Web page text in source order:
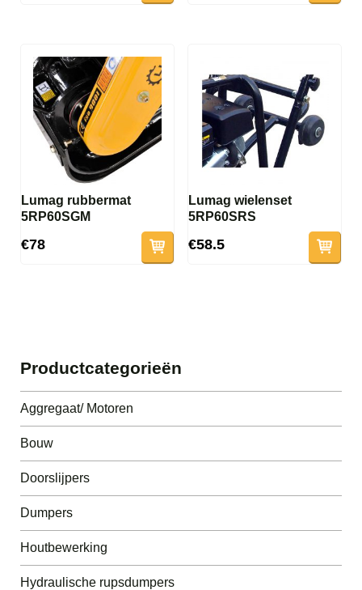
Lumag rubbermat
5RP60SGM
€78
Lumag wielenset
5RP60SRS
€58.5
Productcategorieën
Aggregaat/ Motoren
Bouw
Doorslijpers
Dumpers
Houtbewerking
Hydraulische rupsdumpers